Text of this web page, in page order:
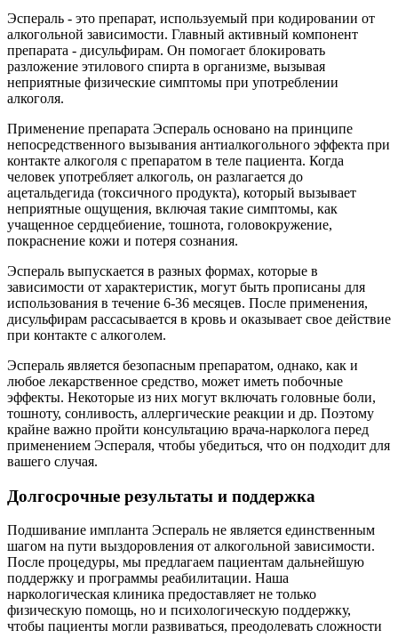
Эспераль - это препарат, используемый при кодировании от
алкогольной зависимости. Главный активный компонент
препарата - дисульфирам. Он помогает блокировать
разложение этилового спирта в организме, вызывая
неприятные физические симптомы при употреблении
алкоголя.
Применение препарата Эспераль основано на принципе
непосредственного вызывания антиалкогольного эффекта при
контакте алкоголя с препаратом в теле пациента. Когда
человек употребляет алкоголь, он разлагается до
ацетальдегида (токсичного продукта), который вызывает
неприятные ощущения, включая такие симптомы, как
учащенное сердцебиение, тошнота, головокружение,
покраснение кожи и потеря сознания.
Эспераль выпускается в разных формах, которые в
зависимости от характеристик, могут быть прописаны для
использования в течение 6-36 месяцев. После применения,
дисульфирам рассасывается в кровь и оказывает свое действие
при контакте с алкоголем.
Эспераль является безопасным препаратом, однако, как и
любое лекарственное средство, может иметь побочные
эффекты. Некоторые из них могут включать головные боли,
тошноту, сонливость, аллергические реакции и др. Поэтому
крайне важно пройти консультацию врача-нарколога перед
применением Эспераля, чтобы убедиться, что он подходит для
вашего случая.
Долгосрочные результаты и поддержка
Подшивание импланта Эспераль не является единственным
шагом на пути выздоровления от алкогольной зависимости.
После процедуры, мы предлагаем пациентам дальнейшую
поддержку и программы реабилитации. Наша
наркологическая клиника предоставляет не только
физическую помощь, но и психологическую поддержку,
чтобы пациенты могли развиваться, преодолевать сложности